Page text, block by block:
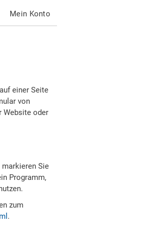
Mein Konto
einer Seite
von
Website oder
Sie
Programm,
zum
.